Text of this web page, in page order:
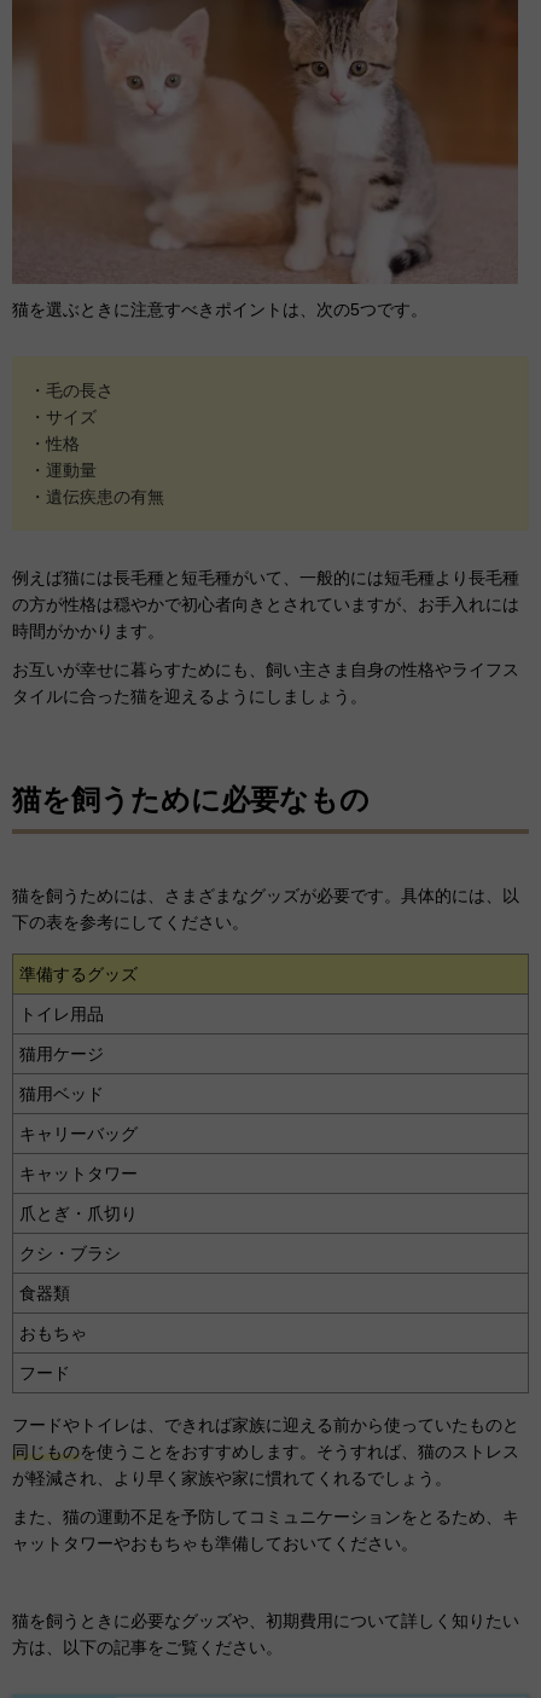
猫を選ぶときに注意すべきポイントは、次の5つです。
・毛の長さ
・サイズ
・性格
・運動量
・遺伝疾患の有無
例えば猫には長毛種と短毛種がいて、一般的には短毛種より長毛種
の方が性格は穏やかで初心者向きとされていますが、お手入れには
時間がかかります。
お互いが幸せに暮らすためにも、飼い主さま自身の性格やライフス
タイルに合った猫を迎えるようにしましょう。
猫を飼うために必要なもの
猫を飼うためには、さまざまなグッズが必要です。具体的には、以
下の表を参考にしてください。
準備するグッズ
トイレ用品
猫用ケージ
猫用ベッド
キャリーバッグ
キャットタワー
爪とぎ・爪切り
クシ・ブラシ
食器類
おもちゃ
フード
フードやトイレは、できれば家族に迎える前から使っていたものと
同じものを使うことをおすすめします。そうすれば、猫のストレス
が軽減され、より早く家族や家に慣れてくれるでしょう。
また、猫の運動不足を予防してコミュニケーションをとるため、キ
ャットタワーやおもちゃも準備しておいてください。
猫を飼うときに必要なグッズや、初期費用について詳しく知りたい
方は、以下の記事をご覧ください。